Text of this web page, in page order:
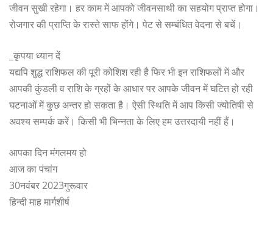
जीवन सुखी रहेगा। हर काम में आपको जीवनसाथी का सहयोग प्राप्त होगा।
रोजगार की प्राप्ति के रास्ते साफ होंगे। पेट से सम्बंधित वेदना से बचें।
_कृपया ध्यान दें
यद्यपि शुद्ध राशिफल की पूरी कोशिश रही है फिर भी इन राशिफलों में और
आपकी कुंडली व राशि के ग्रहों के आधार पर आपके जीवन में घटित हो रही
घटनाओं में कुछ अन्तर हो सकता है। ऐसी स्थिति में आप किसी ज्योतिषी से
अवश्य सम्पर्क करें। किसी भी भिन्नता के लिए हम उत्तरदायी नहीं हैं।
आपका दिन मंगलमय हो
आज का पंचांग
30नवंबर 2023गुरूवार
हिन्दी माह मार्गशीर्ष